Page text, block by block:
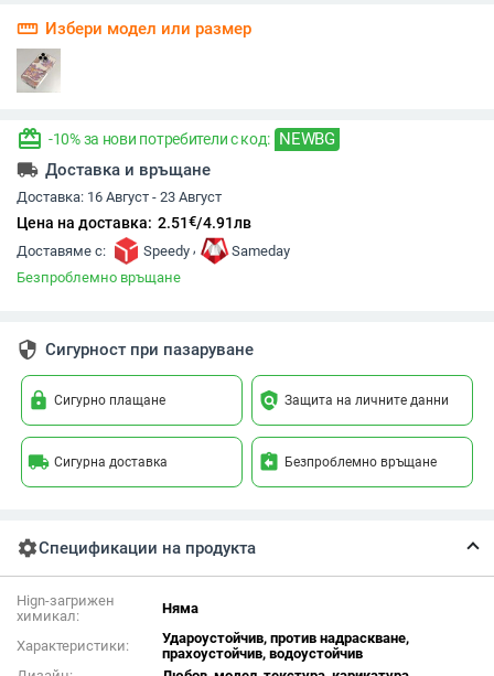
straighten Избери модел или размер
redeem -10% за нови потребители с код: NEWBG
local_shipping Доставка и връщане
Доставка: 16 Август - 23 Август
Цена на доставка: 2.51€/4.91лв
Доставяме с: Speedy ,
Sameday
Безпроблемно връщане
security Сигурност при пазаруване
lock Сигурно плащане policy Защита на личните данни
local_shipping Сигурна доставка assignment_return Безпроблемно връщане
settingsСпецификации на продукта
Hign-загрижен
химикал:
Няма
Характеристики:
Удароустойчив, против надраскване,
прахоустойчив, водоустойчив